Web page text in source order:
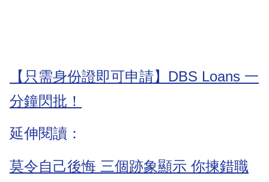
【只需身份證即可申請】DBS Loans 一
分鐘閃批！
延伸閱讀：
莫令自己後悔 三個跡象顯示 你揀錯職